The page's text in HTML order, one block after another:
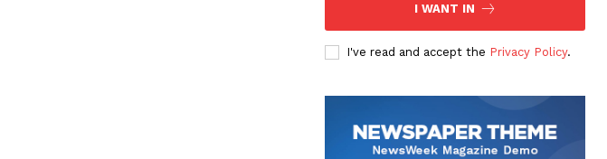
I WANT IN
I've read and accept the Privacy Policy.